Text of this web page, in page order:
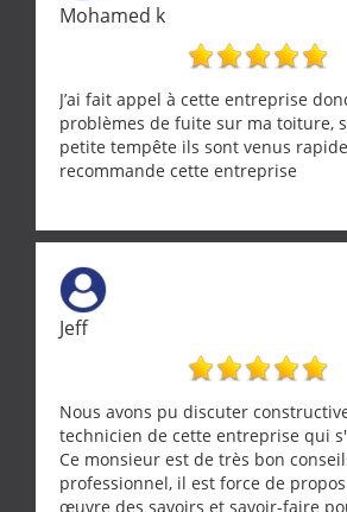
Mohamed k
J’ai fait appel à cette entreprise
problèmes de fuite sur ma toiture,
petite tempête ils sont venus
recommande cette entreprise
Jeff
Nous avons pu discuter
technicien de cette entreprise qui
Ce monsieur est de très bon
professionnel, il est force de
œuvre des savoirs et savoir-faire